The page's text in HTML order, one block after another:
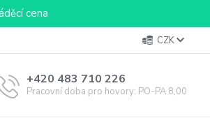
cena
CZK
+420 483 710 226
Pracovní doba pro hovory: PO-PA 8,00-16,00